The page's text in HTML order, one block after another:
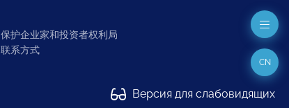
保护企业家和投资者权利局
联系方式
Версия для слабовидящих
CN